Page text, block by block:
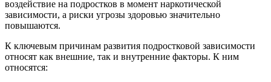
воздействие на подростков в момент наркотической
зависимости, а риски угрозы здоровью значительно
повышаются.
К ключевым причинам развития подростковой зависимости
относят как внешние, так и внутренние факторы. К ним
относятся: